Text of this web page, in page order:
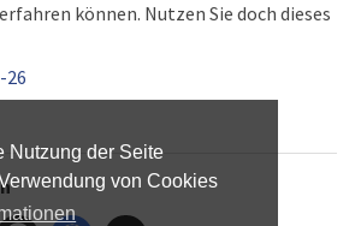
Nutzung der Seite
von Cookies
können. Nutzen Sie doch dieses
26